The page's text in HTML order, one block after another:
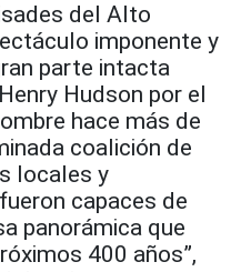
del Alto
imponente y
parte intacta
Hudson por el
hace más de
coalición de
locales y
capaces de
panorámica que
400 años”,